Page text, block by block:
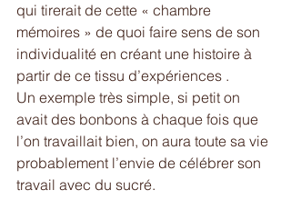
qui tirerait de cette « chambre
mémoires » de quoi faire sens de son
individualité en créant une histoire à
partir de ce tissu d’expériences .
Un exemple très simple, si petit on
avait des bonbons à chaque fois que
l’on travaillait bien, on aura toute sa vie
probablement l’envie de célébrer son
travail avec du sucré.